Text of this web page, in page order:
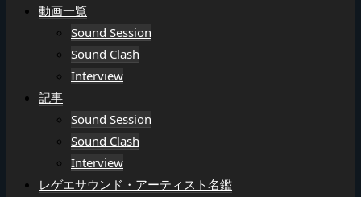
動画一覧
Sound Session
Sound Clash
Interview
記事
Sound Session
Sound Clash
Interview
レゲエサウンド・アーティスト名鑑